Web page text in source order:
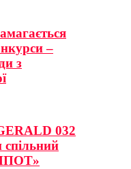
–
з
032